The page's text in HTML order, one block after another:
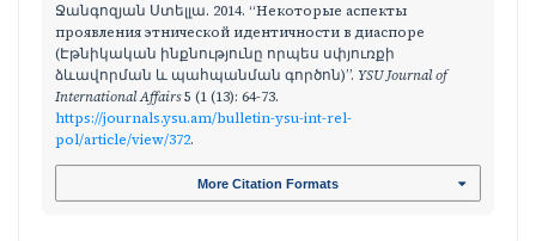
Ջանգոզյան Ստելլա. 2014. “Некоторые аспекты
проявления этнической идентичности в диаспоре
(Էթնիկական ինքնությունը որպես սփյուռքի
ձևավորման և պահպանման գործոն)”. YSU Journal of
International Affairs5 (1 (13): 64-73.
https://journals.ysu.am/bulletin-ysu-int-rel-
pol/article/view/372.
More Citation Formats